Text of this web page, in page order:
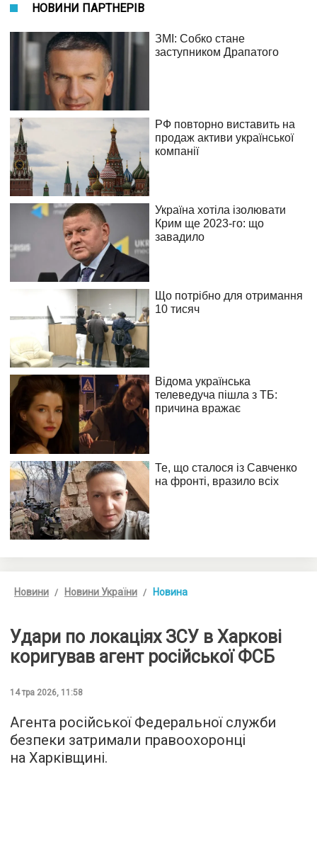
НОВИНИ ПАРТНЕРІВ
Новини Новини України Новина
Удари по локаціях ЗСУ в Харкові
коригував агент російської ФСБ
14 тра 2026, 11:58
Агента російської Федеральної служби
безпеки затримали правоохоронці
на Харківщині.